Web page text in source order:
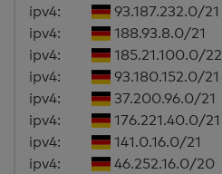
ipv4:
93.187.232.0/21
ipv4:
188.93.8.0/21
ipv4:
185.21.100.0/22
ipv4:
93.180.152.0/21
ipv4:
37.200.96.0/21
ipv4:
176.221.40.0/21
ipv4:
141.0.16.0/21
ipv4:
46.252.16.0/20